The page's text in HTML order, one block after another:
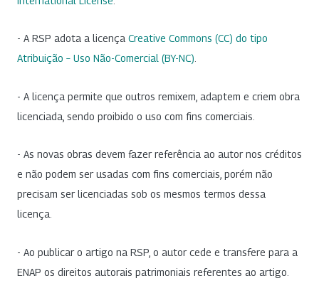
- A RSP adota a licença Creative Commons (CC) do tipo
Atribuição – Uso Não-Comercial (BY-NC)
- A licença permite que outros remixem, adaptem e criem obra
licenciada, sendo proibido o uso com fins comerciais.
- As novas obras devem fazer referência ao autor nos créditos
e não podem ser usadas com fins comerciais, porém não
precisam ser licenciadas sob os mesmos termos dessa
licença.
- Ao publicar o artigo na RSP, o autor cede e transfere para a
ENAP os direitos autorais patrimoniais referentes ao artigo.